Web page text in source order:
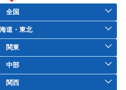
全国
道・東北
関東
中部
関西